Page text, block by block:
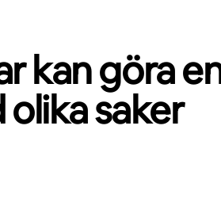
kan göra
saker